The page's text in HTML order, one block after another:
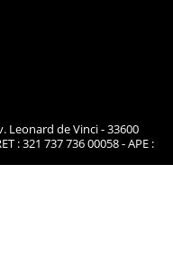
Leonard de Vinci - 33600
: 321 737 736 00058 - APE :